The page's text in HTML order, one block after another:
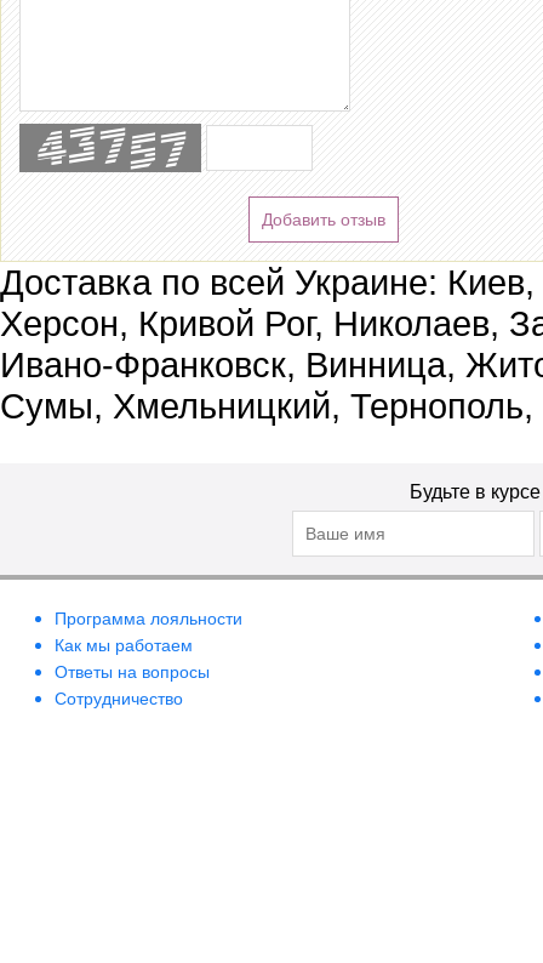
Добавить отзыв
Доставка по всей Украине:
Херсон, Кривой Рог, Николаев,
Ивано-Франковск, Винница,
Сумы, Хмельницкий, Тернополь,
Будьте в
Программа лояльности
Как мы работаем
Ответы на вопросы
Сотрудничество